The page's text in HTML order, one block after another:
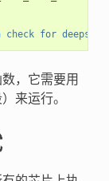
check for
，它需要用
来运行。